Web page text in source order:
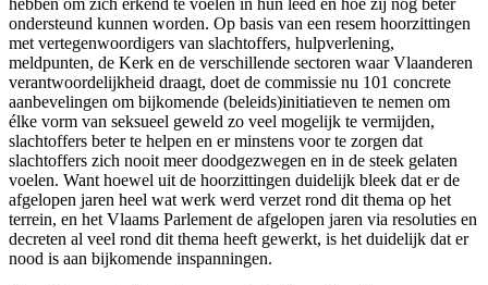
hebben om zich erkend te voelen in hun leed en hoe zij nog beter
ondersteund kunnen worden. Op basis van een resem hoorzittingen
met vertegenwoordigers van slachtoffers, hulpverlening,
meldpunten, de Kerk en de verschillende sectoren waar Vlaanderen
verantwoordelijkheid draagt, doet de commissie nu 101 concrete
aanbevelingen om bijkomende (beleids)initiatieven te nemen om
élke vorm van seksueel geweld zo veel mogelijk te vermijden,
slachtoffers beter te helpen en er minstens voor te zorgen dat
slachtoffers zich nooit meer doodgezwegen en in de steek gelaten
voelen. Want hoewel uit de hoorzittingen duidelijk bleek dat er de
afgelopen jaren heel wat werk werd verzet rond dit thema op het
terrein, en het Vlaams Parlement de afgelopen jaren via resoluties en
decreten al veel rond dit thema heeft gewerkt, is het duidelijk dat er
nood is aan bijkomende inspanningen.